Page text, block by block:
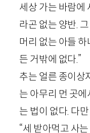
세상 가는 바람에
라곤 없는 양반.
머리 없는 아들
든 거밖에 없다.”
추는 얼른 종이상
는 아무리 먼 곳
는 법이 없다. 다
“세 받아먹고 사